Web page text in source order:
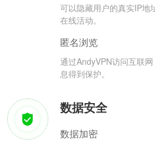
可以隐藏用户的真实IP地
在线活动。
匿名浏览
通过AndyVPN访问互联
息得到保护。
数据安全
数据加密